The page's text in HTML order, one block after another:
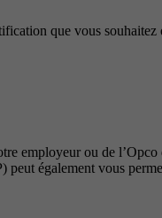
que vous
employeur ou de
également vous